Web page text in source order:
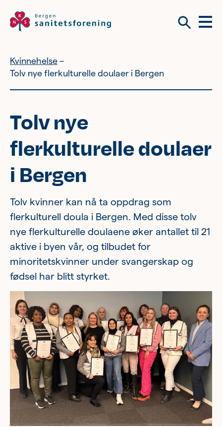
Meny
Vil du bli frivillig?
Bli medlem
Nyhetsbrev
Om tilbudene våre
Kvinnehelse
Eldre
Om oss
Siste nytt
Samarbeid
Våre ideelle virksomheter
Kvinnehelse
Tolv nye flerkulturelle doulaer i Bergen
Tolv nye
flerkulturelle doulaer
i Bergen
Tolv kvinner kan nå ta oppdrag som
flerkulturell doula i Bergen. Med disse tolv
nye flerkulturelle doulaene øker antallet til 21
aktive i byen vår, og tilbudet for
minoritetskvinner under svangerskap og
fødsel har blitt styrket.